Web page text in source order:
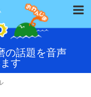
話題を音声
す